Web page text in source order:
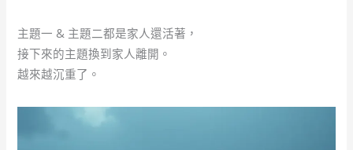
主題一 & 主題二都是家人還活著，
接下來的主題換到家人離開。
越來越沉重了。